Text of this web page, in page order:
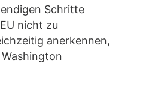
Schritte
nicht zu
anerkennen,